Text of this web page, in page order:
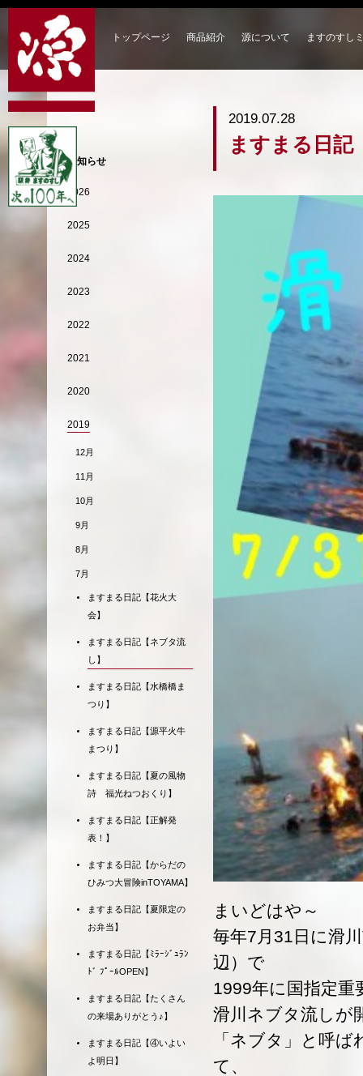
トップページ 商品紹介 源について ますのすし
2019.07.28
ますまる日記
まいどはや～
毎年7月31日に滑
辺）で
1999年に国指定重
滑川ネブタ流しが
「ネブタ」と呼
て、
お知らせ
2026
2025
2024
2023
2022
2021
2020
2019
12月
11月
10月
9月
8月
7月
ますまる日記【花火大
会】
ますまる日記【ネブタ流
し】
ますまる日記【水橋橋ま
つり】
ますまる日記【源平火牛
まつり】
ますまる日記【夏の風物
詩 福光ねつおくり】
ますまる日記【正解発
表！】
ますまる日記【からだの
ひみつ大冒険inTOYAMA】
ますまる日記【夏限定の
お弁当】
ますまる日記【ﾐﾗｰｼﾞｭﾗﾝ
ﾄﾞ ﾌﾟｰﾙOPEN】
ますまる日記【たくさん
の来場ありがとう♪】
ますまる日記【④いよい
よ明日】